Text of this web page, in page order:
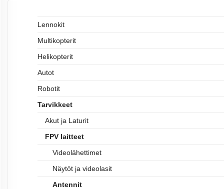
Lennokit
Multikopterit
Helikopterit
Autot
Robotit
Tarvikkeet
Akut ja Laturit
FPV laitteet
Videolähettimet
Näytöt ja videolasit
Antennit